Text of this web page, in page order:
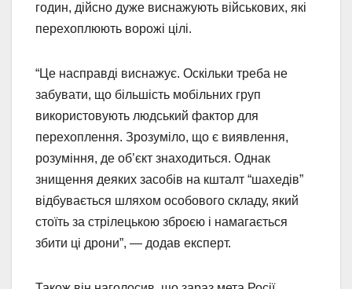
годин, дійсно дуже виснажують військових, які
перехоплюють ворожі цілі.
“Це насправді виснажує. Оскільки треба не
забувати, що більшість мобільних груп
використовують людський фактор для
перехоплення. Зрозуміло, що є виявлення,
розуміння, де об’єкт знаходиться. Однак
знищення деяких засобів на кшталт “шахедів”
відбувається шляхом особового складу, який
стоїть за стрілецькою зброєю і намагається
збити ці дрони”, — додав експерт.